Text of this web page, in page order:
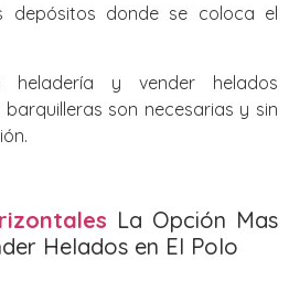
depósitos donde se coloca el
y vender helados
son necesarias y sin
La Opción Mas
Helados en El Polo